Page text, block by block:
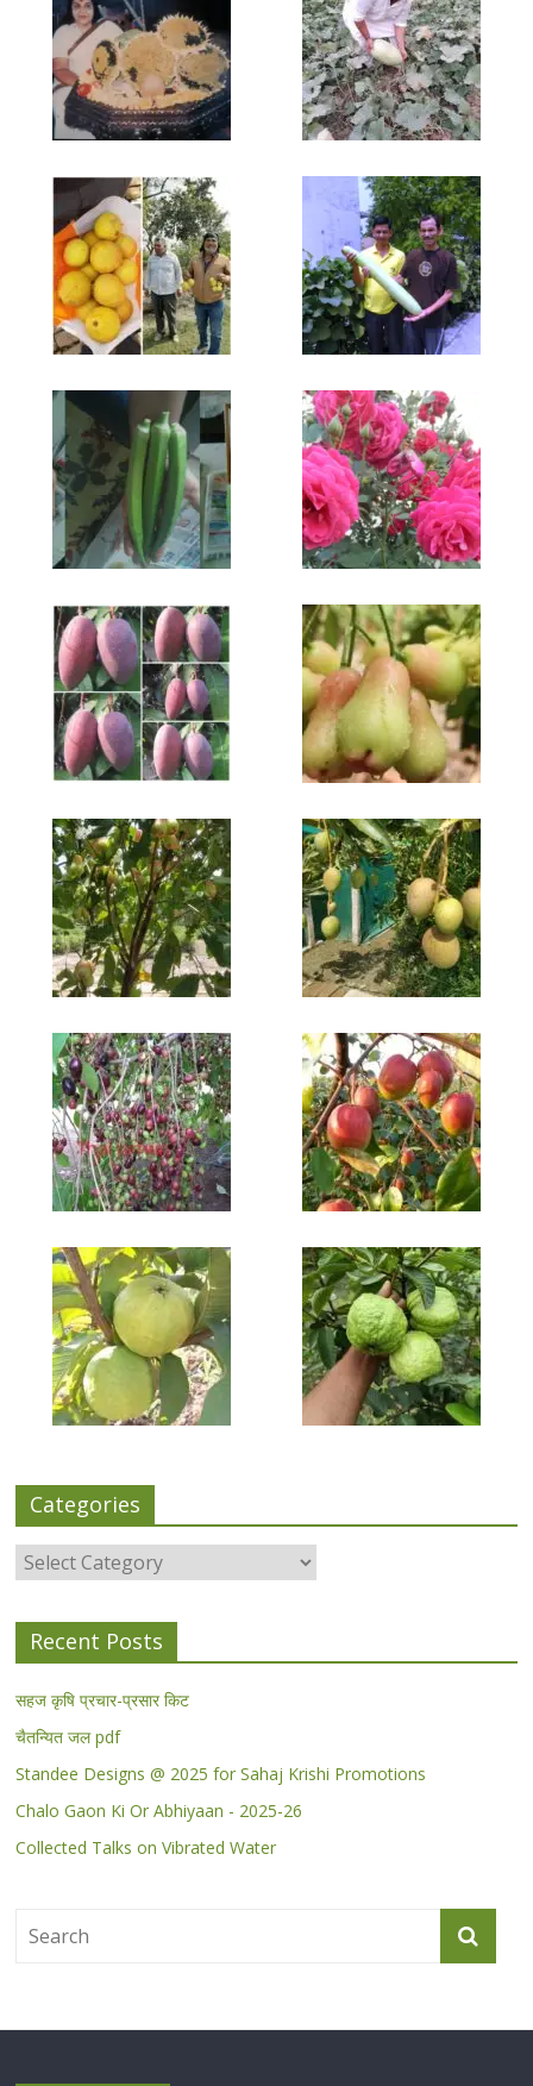
Categories
Categories
Recent Posts
सहज कृषि प्रचार-प्रसार किट
चैतन्यित जल pdf
Standee Designs @ 2025 for Sahaj Krishi Promotions
Chalo Gaon Ki Or Abhiyaan - 2025-26
Collected Talks on Vibrated Water